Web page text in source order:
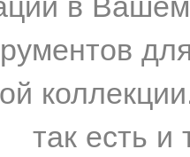
так есть и